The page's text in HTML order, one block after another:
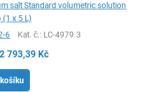
salt Standard volumetric solution
(1 x 5 L)
6 Kat. č.: LC-4979.3
2 793,39 Kč